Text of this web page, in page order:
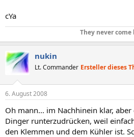
cYa
They never come
nukin
Lt. Commander Ersteller dieses
6. August 2008
Oh mann... im Nachhinein klar,
Dinger runterzudrücken, weil
den Klemmen und dem Kühler ist.